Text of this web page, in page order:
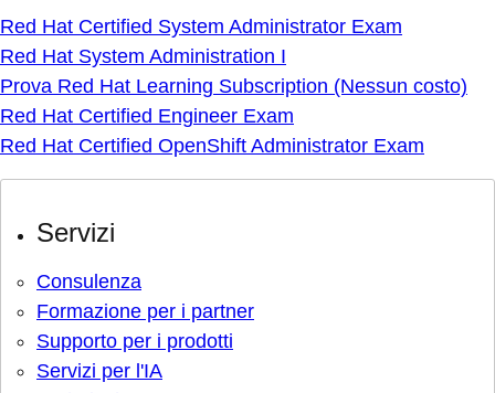
Red Hat Certified System Administrator Exam
Red Hat System Administration I
Prova Red Hat Learning Subscription (Nessun costo)
Red Hat Certified Engineer Exam
Red Hat Certified OpenShift Administrator Exam
Servizi
Consulenza
Formazione per i partner
Supporto per i prodotti
Servizi per l'IA